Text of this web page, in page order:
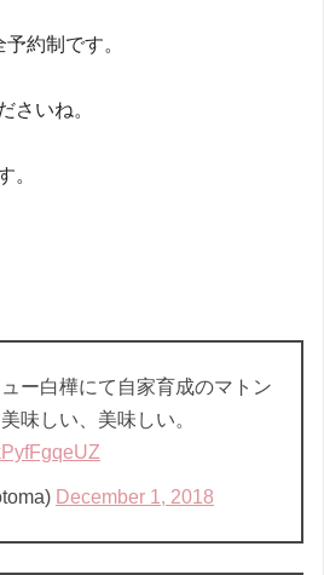
約制です。
さいね。
。
ー白樺にて自家育成のマトン
味しい、美味しい。
December 1, 2018